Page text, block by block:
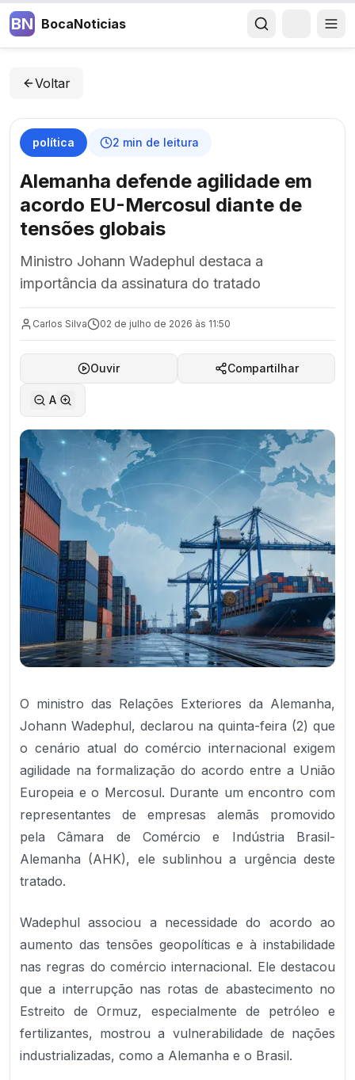
BN BocaNoticias
Voltar
política 2 min de leitura
Alemanha defende agilidade em
acordo EU-Mercosul diante de
tensões globais
Ministro Johann Wadephul destaca a
importância da assinatura do tratado
Carlos Silva 02 de julho de 2026 às 11:50
Ouvir Compartilhar
A
O ministro das Relações Exteriores da Alemanha,
Johann Wadephul, declarou na quinta-feira (2) que
o cenário atual do comércio internacional exigem
agilidade na formalização do acordo entre a União
Europeia e o Mercosul. Durante um encontro com
representantes de empresas alemãs promovido
pela Câmara de Comércio e Indústria Brasil-
Alemanha (AHK), ele sublinhou a urgência deste
tratado.
Wadephul associou a necessidade do acordo ao
aumento das tensões geopolíticas e à instabilidade
nas regras do comércio internacional. Ele destacou
que a interrupção nas rotas de abastecimento no
Estreito de Ormuz, especialmente de petróleo e
fertilizantes, mostrou a vulnerabilidade de nações
industrializadas, como a Alemanha e o Brasil.